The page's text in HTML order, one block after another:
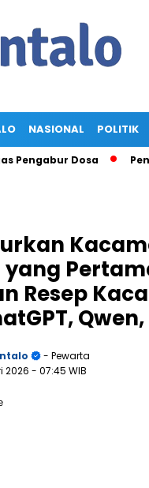
NASIONAL POLITIK
Dosa
yang
Resep
- Pewarta
2026 - 07:45 WIB